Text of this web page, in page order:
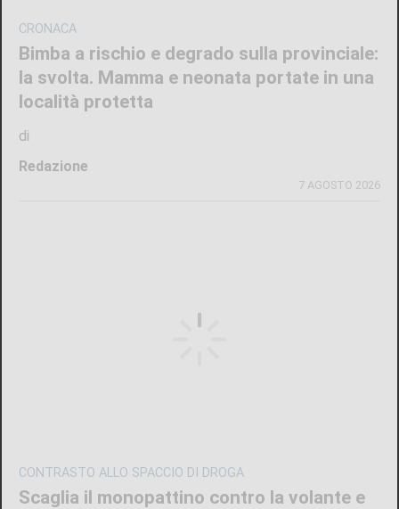
CRONACA
Bimba a rischio e degrado sulla provinciale:
la svolta. Mamma e neonata portate in una
località protetta
di
Redazione
7 AGOSTO 2026
CONTRASTO ALLO SPACCIO DI DROGA
Scaglia il monopattino contro la volante e